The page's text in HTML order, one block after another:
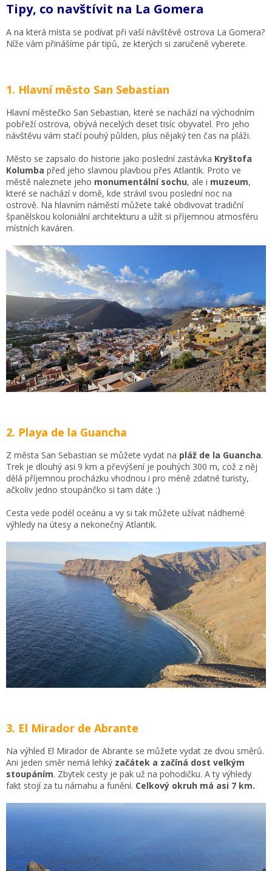
Tipy, co navštívit na La Gomera
A na která místa se podívat při vaší návštěvě ostrova La Gomera?
Níže vám přinášíme pár tipů, ze kterých si zaručeně vyberete.
1. Hlavní město San Sebastian
Hlavní městečko San Sebastian, které se nachází na východním
pobřeží ostrova, obývá necelých deset tisíc obyvatel. Pro jeho
návštěvu vám stačí pouhý půlden, plus nějaký ten čas na pláži.
Město se zapsalo do historie jako poslední zastávka Kryštofa
Kolumba před jeho slavnou plavbou přes Atlantik. Proto ve
městě naleznete jeho monumentální sochu, ale i muzeum,
které se nachází v domě, kde strávil svou poslední noc na
ostrově. Na hlavním náměstí můžete také obdivovat tradiční
španělskou koloniální architekturu a užít si příjemnou atmosféru
místních kaváren.
2. Playa de la Guancha
Z města San Sebastian se můžete vydat na pláž de la Guancha.
Trek je dlouhý asi 9 km a převýšení je pouhých 300 m, což z něj
dělá příjemnou procházku vhodnou i pro méně zdatné turisty,
ačkoliv jedno stoupánčko si tam dáte :)
Cesta vede podél oceánu a vy si tak můžete užívat nádherné
výhledy na útesy a nekonečný Atlantik.
3. El Mirador de Abrante
Na výhled El Mirador de Abrante se můžete vydat ze dvou směrů.
Ani jeden směr nemá lehký začátek a začíná dost velkým
stoupáním. Zbytek cesty je pak už na pohodičku. A ty výhledy
fakt stojí za tu námahu a funění. Celkový okruh má asi 7 km.